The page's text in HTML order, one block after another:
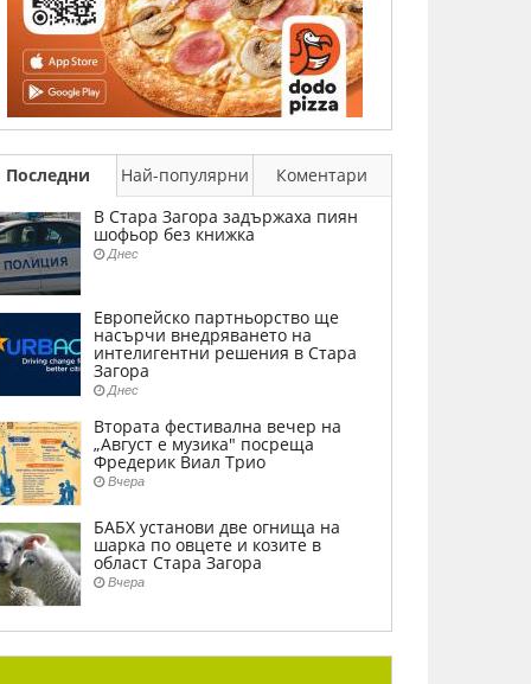
Последни Най-популярни
Коментари
В Стара Загора задържаха пиян
шофьор без книжка
Днес
Европейско партньорство ще
насърчи внедряването на
интелигентни решения в Стара
Загора
Днес
Втората фестивална вечер на
„Август е музика" посреща
Фредерик Виал Трио
Вчера
БАБХ установи две огнища на
шарка по овцете и козите в
област Стара Загора
Вчера